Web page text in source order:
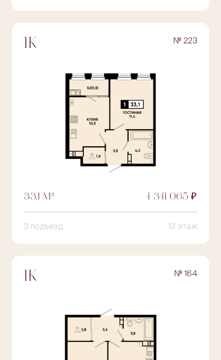
1К № 223
33,1 М² 4 341 065 ₽
3 подъезд 13 этаж
1К № 164